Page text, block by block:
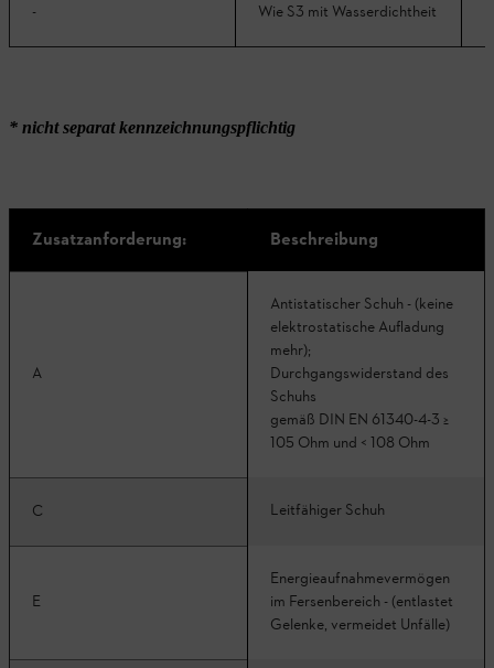
- Wie S3 mit Wasserdichtheit
* nicht separat kennzeichnungspflichtig
Zusatzanforderung: Beschreibung
A
Antistatischer Schuh - (keine
elektrostatische Aufladung
mehr);
Durchgangswiderstand des
Schuhs
gemäß DIN EN 61340-4-3 ≥
105 Ohm und < 108 Ohm
C Leitfähiger Schuh
E
Energieaufnahmevermögen
im Fersenbereich - (entlastet
Gelenke, vermeidet Unfälle)